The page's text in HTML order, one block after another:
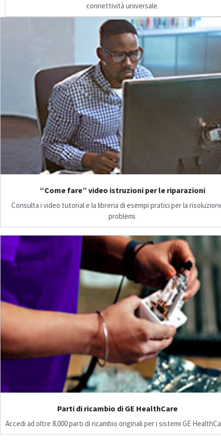
connettività universale.
“Come fare” video istruzioni per le riparazioni
Consulta i video tutorial e la libreria di esempi pratici per la
problemi.
Parti di ricambio di GE HealthCare
Accedi ad oltre 8.000 parti di ricambio originali per i sistemi GE